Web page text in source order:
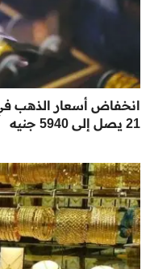
انخفاض أسعار الذهب في
21 يصل إلى 5940 جنيه